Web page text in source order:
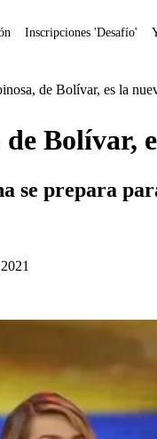
Inscripciones 'Desafío'
de Bolívar, es la
Bolívar,
se prepara